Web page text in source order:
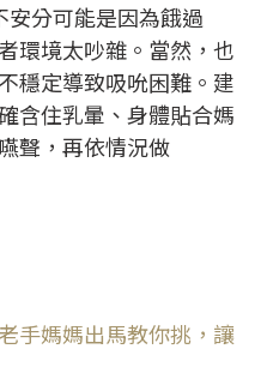
安分可能是因為餓過
環境太吵雜。當然，也
穩定導致吸吮困難。建
含住乳暈、身體貼合媽
聲，再依情況做
手媽媽出馬教你挑，讓